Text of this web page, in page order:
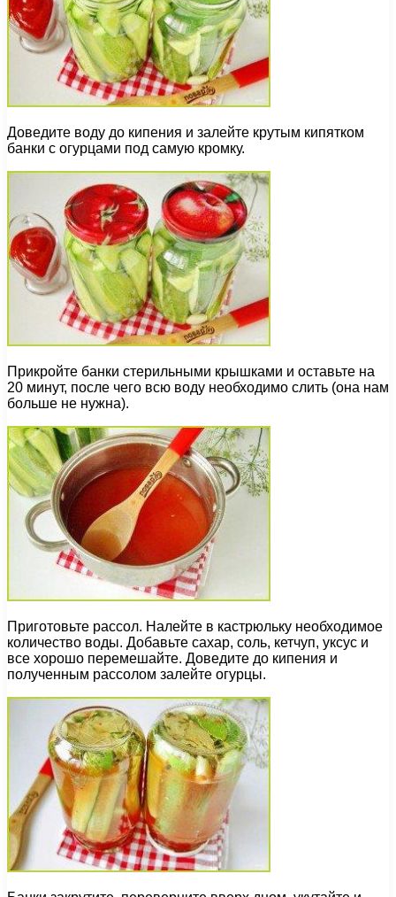
Доведите воду до кипения и залейте крутым кипятком
банки с огурцами под самую кромку.
Прикройте банки стерильными крышками и оставьте на
20 минут, после чего всю воду необходимо слить (она нам
больше не нужна).
Приготовьте рассол. Налейте в кастрюльку необходимое
количество воды. Добавьте сахар, соль, кетчуп, уксус и
все хорошо перемешайте. Доведите до кипения и
полученным рассолом залейте огурцы.